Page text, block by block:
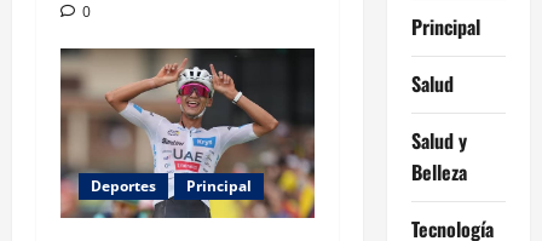
0
Deportes Principal
Principal
Salud
Salud y
Belleza
Tecnología